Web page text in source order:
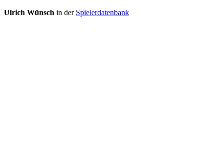
Ulrich Wünsch in der Spielerdatenbank